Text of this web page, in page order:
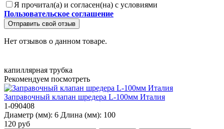
Я прочитал(а) и согласен(на) с условиями
Пользовательское соглашение
Отправить свой отзыв
Нет отзывов о данном товаре.
капиллярная трубка
Рекомендуем посмотреть
Заправочный клапан шредера L-100мм Италия
1-090408
Диаметр (мм): 6 Длина (мм): 100
120 руб